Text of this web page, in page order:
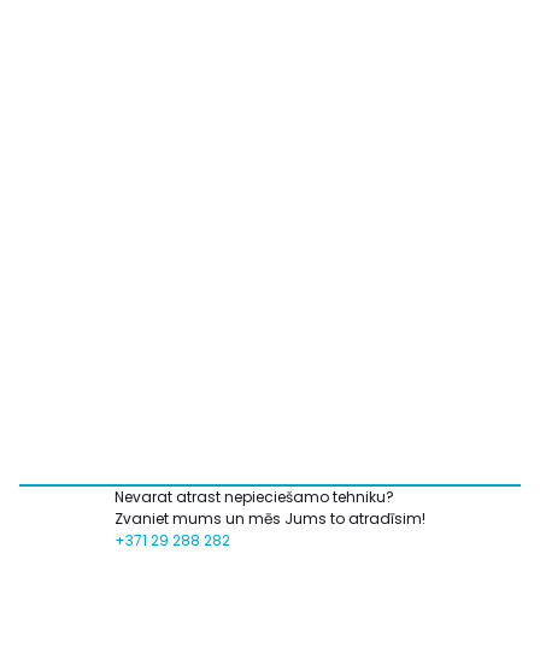
Nevarat atrast nepieciešamo tehniku?
Zvaniet mums un mēs Jums to atradīsim!
+371 29 288 282